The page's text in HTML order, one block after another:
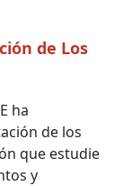
de Los
ha
de los
que estudie
y